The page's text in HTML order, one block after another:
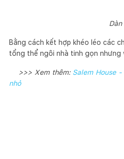
Bằng cách kết hợp khéo léo các
tổng thể ngôi nhà tinh gọn nhưng
>>> Xem thêm: Salem House
nhỏ